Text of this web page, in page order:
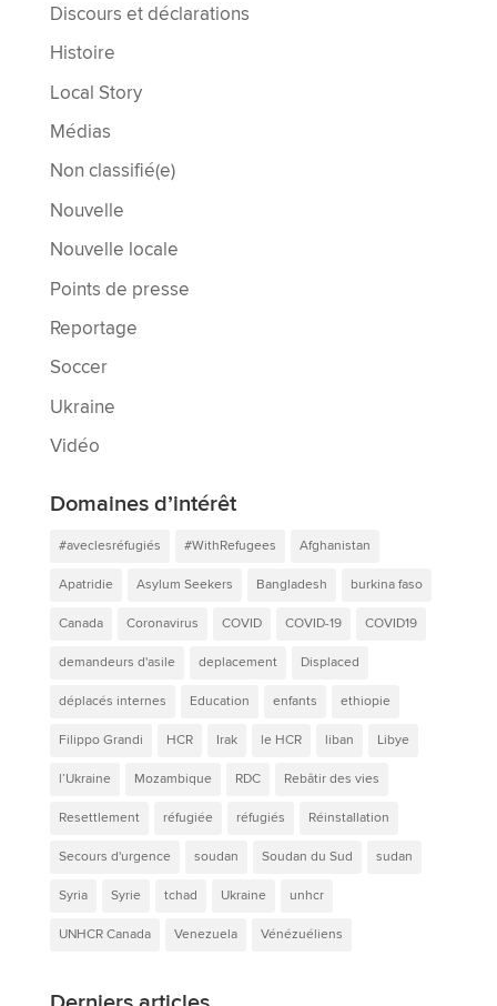
Discours et déclarations
Histoire
Local Story
Médias
Non classifié(e)
Nouvelle
Nouvelle locale
Points de presse
Reportage
Soccer
Ukraine
Vidéo
Domaines d’intérêt
#aveclesréfugiés #WithRefugees Afghanistan
Apatridie Asylum Seekers Bangladesh burkina faso
Canada Coronavirus COVID COVID-19 COVID19
demandeurs d'asile deplacement Displaced
déplacés internes Education enfants ethiopie
Filippo Grandi HCR Irak le HCR liban Libye
l’Ukraine Mozambique RDC Rebâtir des vies
Resettlement réfugiée réfugiés Réinstallation
Secours d'urgence soudan Soudan du Sud sudan
Syria Syrie tchad Ukraine unhcr
UNHCR Canada Venezuela Vénézuéliens